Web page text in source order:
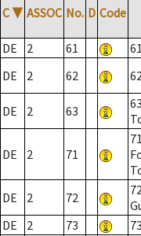
C ▼ ASSOC No. D Code
DE 2 61
DE
2 62
DE 2 63
DE 2 71
DE 2 72
DE
2 73